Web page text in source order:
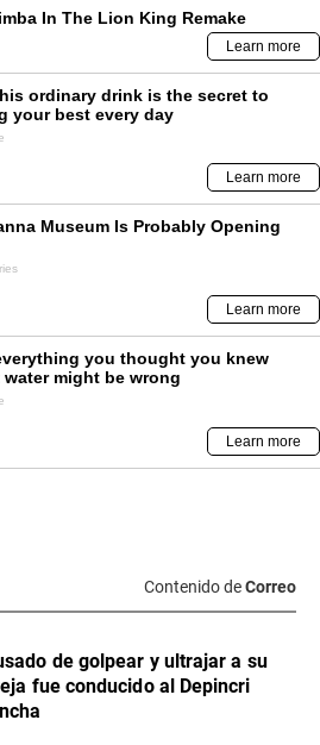
Contenido deCorreo
de golpear y ultrajar a su
fue conducido al Depincri